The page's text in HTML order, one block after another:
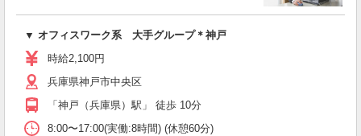
▼ オフィスワーク系 大手グループ＊神戸
時給2,100円
兵庫県神戸市中央区
「神戸（兵庫県）駅」 徒歩 10分
8:00〜17:00(実働:8時間) (休憩60分)